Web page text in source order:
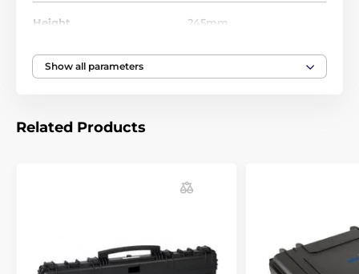
- panty po celé délce
- antikorozní nylonové čepy
Height 245mm
Show all parameters
Related Products